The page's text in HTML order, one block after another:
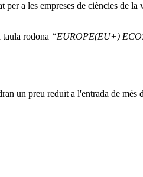
a les empreses de ciències de la
rodona “EUROPE(EU+)
un preu reduït a l'entrada de